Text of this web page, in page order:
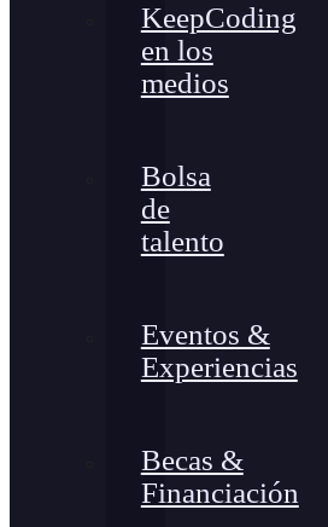
KeepCoding
en los
medios
Bolsa
de
talento
Eventos &
Experiencias
Becas &
Financiación